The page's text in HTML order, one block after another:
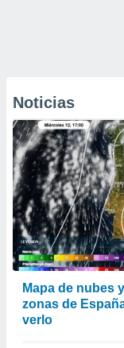
Noticias
Mapa de nubes
zonas de
verlo